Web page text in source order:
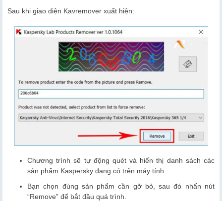
Sau khi giao diện Kavremover xuất hiện:
Chương trình sẽ tự động quét và hiển thị danh sách các
sản phẩm Kaspersky đang có trên máy tính.
Bạn chọn đúng sản phẩm cần gỡ bỏ, sau đó nhấn nút
“Remove” để bắt đầu quá trình.